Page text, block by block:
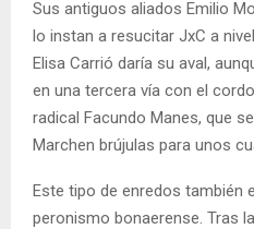
Sus antiguos aliados Emilio
lo instan a resucitar JxC a
Elisa Carrió daría su aval,
en una tercera vía con el
radical Facundo Manes, que
Marchen brújulas para unos
Este tipo de enredos también
peronismo bonaerense. Tras